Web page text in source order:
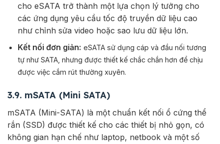
cho eSATA trở thành một lựa chọn lý tưởng cho
các ứng dụng yêu cầu tốc độ truyền dữ liệu cao
như chỉnh sửa video hoặc sao lưu dữ liệu lớn.
Kết nối đơn giản: eSATA sử dụng cáp và đầu nối tương
tự như SATA, nhưng được thiết kế chắc chắn hơn để chịu
được việc cắm rút thường xuyên.
3.9. mSATA (Mini SATA)
mSATA (Mini-SATA) là một chuẩn kết nối ổ cứng thể
rắn (SSD) được thiết kế cho các thiết bị nhỏ gọn, có
không gian hạn chế như laptop, netbook và một số